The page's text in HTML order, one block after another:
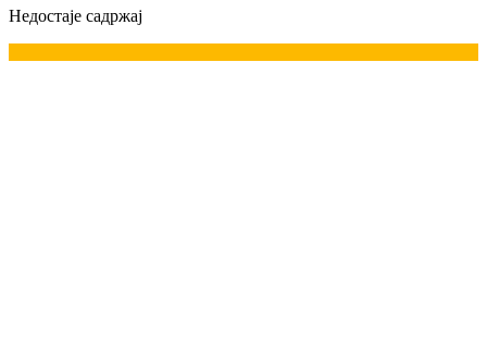
Недостаје садржај